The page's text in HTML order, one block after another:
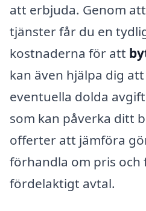
att erbjuda. Genom
tjänster får du en
kostnaderna för att
kan även hjälpa dig
eventuella dolda
som kan påverka ditt
offerter att jämföra
förhandla om pris och
fördelaktigt avtal.